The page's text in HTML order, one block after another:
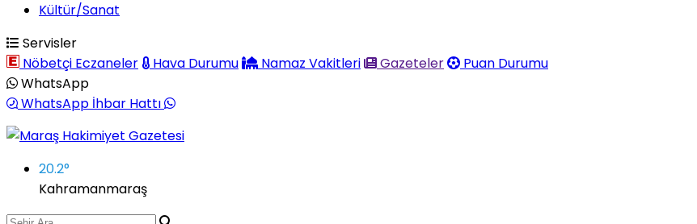
Kültür/Sanat
Servisler
Nöbetçi Eczaneler
Hava Durumu Namaz Vakitleri Gazeteler
Puan Durumu
WhatsApp
WhatsApp İhbar Hattı
20.2°
Kahramanmaraş